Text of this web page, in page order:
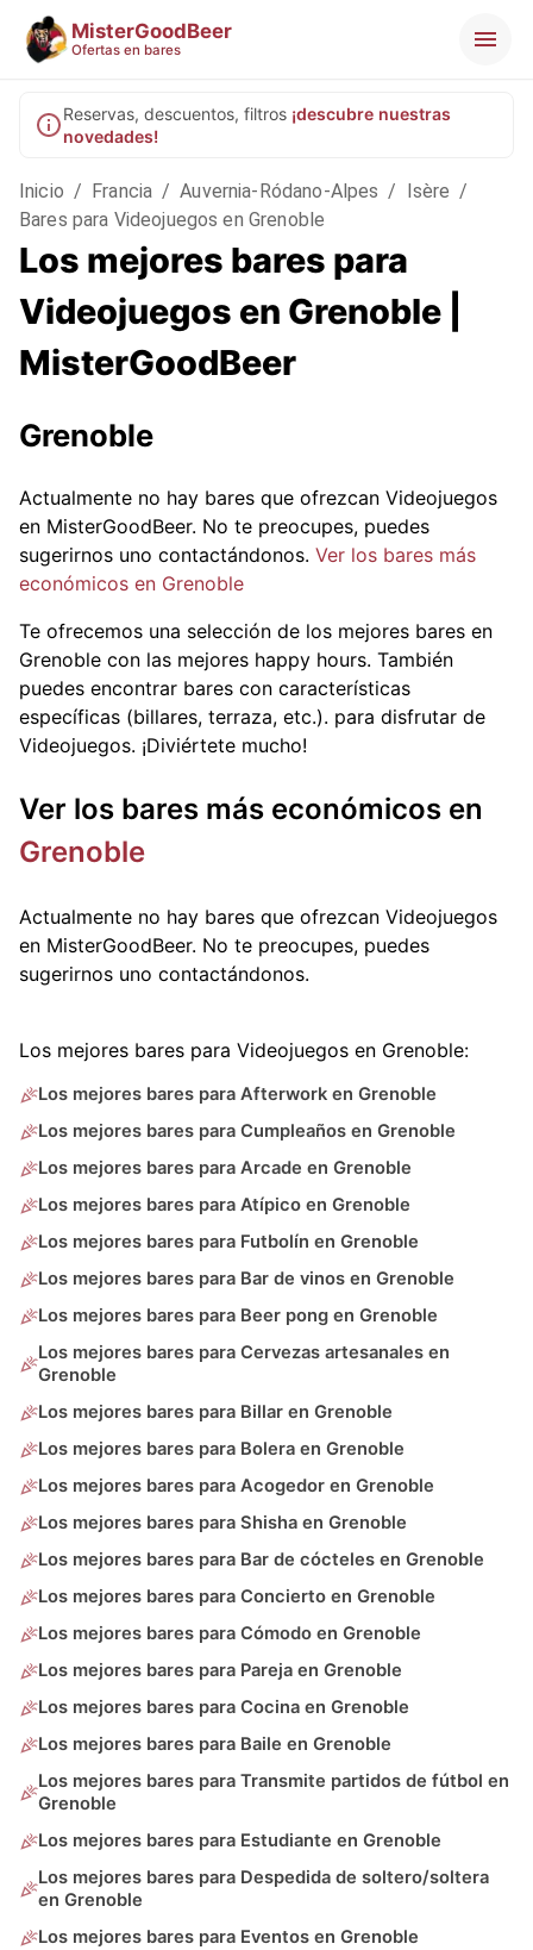
MisterGoodBeer
Ofertas en bares
Reservas, descuentos, filtros ¡descubre nuestras
novedades!
Inicio / Francia / Auvernia-Ródano-Alpes / Isère /
Bares para Videojuegos en Grenoble
Los mejores bares para
Videojuegos en Grenoble |
MisterGoodBeer
Grenoble
Actualmente no hay bares que ofrezcan Videojuegos
en MisterGoodBeer. No te preocupes, puedes
sugerirnos uno contactándonos. Ver los bares más
económicos en Grenoble
Te ofrecemos una selección de los mejores bares en
Grenoble con las mejores happy hours. También
puedes encontrar bares con características
específicas (billares, terraza, etc.). para disfrutar de
Videojuegos. ¡Diviértete mucho!
Ver los bares más económicos en
Grenoble
Actualmente no hay bares que ofrezcan Videojuegos
en MisterGoodBeer. No te preocupes, puedes
sugerirnos uno contactándonos.
Los mejores bares para Videojuegos en Grenoble:
Los mejores bares para Afterwork en Grenoble
Los mejores bares para Cumpleaños en Grenoble
Los mejores bares para Arcade en Grenoble
Los mejores bares para Atípico en Grenoble
Los mejores bares para Futbolín en Grenoble
Los mejores bares para Bar de vinos en Grenoble
Los mejores bares para Beer pong en Grenoble
Los mejores bares para Cervezas artesanales en
Grenoble
Los mejores bares para Billar en Grenoble
Los mejores bares para Bolera en Grenoble
Los mejores bares para Acogedor en Grenoble
Los mejores bares para Shisha en Grenoble
Los mejores bares para Bar de cócteles en Grenoble
Los mejores bares para Concierto en Grenoble
Los mejores bares para Cómodo en Grenoble
Los mejores bares para Pareja en Grenoble
Los mejores bares para Cocina en Grenoble
Los mejores bares para Baile en Grenoble
Los mejores bares para Transmite partidos de fútbol en
Grenoble
Los mejores bares para Estudiante en Grenoble
Los mejores bares para Despedida de soltero/soltera
en Grenoble
Los mejores bares para Eventos en Grenoble